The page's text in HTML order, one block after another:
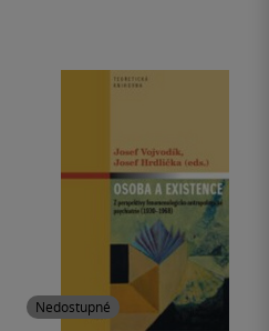
Nedostupné